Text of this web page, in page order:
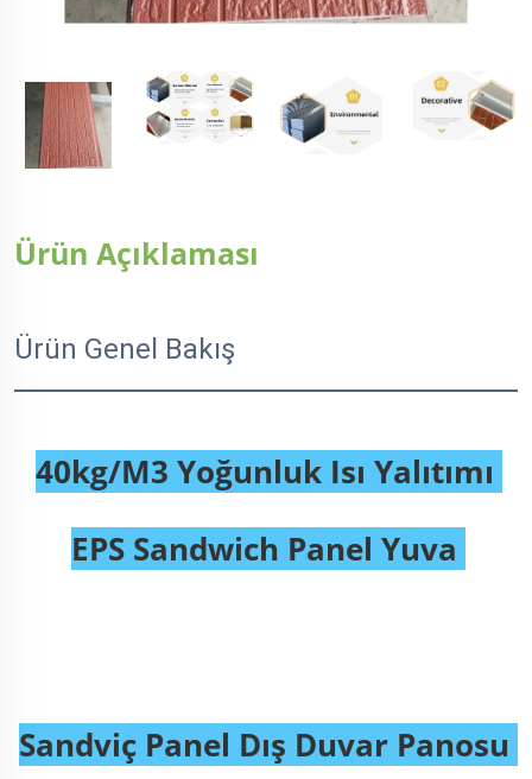
Ürün Açıklaması
Ürün Genel Bakış
40kg/M3 Yoğunluk Isı Yalıtımı
EPS Sandwich Panel Yuva
Sandviç Panel Dış Duvar Panosu